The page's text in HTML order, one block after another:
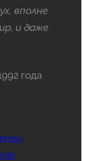
вполне
и даже
года